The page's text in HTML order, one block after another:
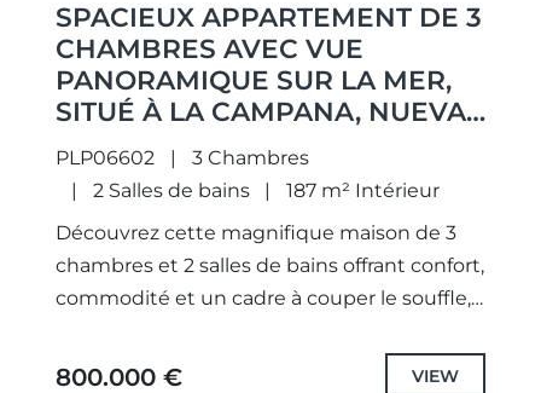
SPACIEUX APPARTEMENT DE 3
CHAMBRES AVEC VUE
PANORAMIQUE SUR LA MER,
SITUÉ À LA CAMPANA, NUEVA
ANDALUCÍA.
PLP06602
3 Chambres
2 Salles de bains
187 m² Intérieur
Découvrez cette magnifique maison de 3
chambres et 2 salles de bains offrant confort,
commodité et un cadre à couper le souffle,
800.000 € VIEW